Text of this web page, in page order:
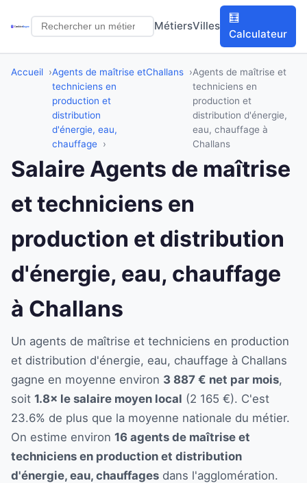
MétiersVilles
🧮
Calculateur
Accueil
Agents de maîtrise et
techniciens en
production et
distribution
d'énergie, eau,
chauffage
Challans
Agents de maîtrise et
techniciens en
production et
distribution d'énergie,
eau, chauffage à
Challans
Salaire Agents de maîtrise
et techniciens en
production et distribution
d'énergie, eau, chauffage
à Challans
Un agents de maîtrise et techniciens en production
et distribution d'énergie, eau, chauffage à Challans
gagne en moyenne environ 3 887 € net par mois,
soit 1.8× le salaire moyen local (2 165 €). C'est
23.6% de plus que la moyenne nationale du métier.
On estime environ 16 agents de maîtrise et
techniciens en production et distribution
d'énergie, eau, chauffages dans l'agglomération.